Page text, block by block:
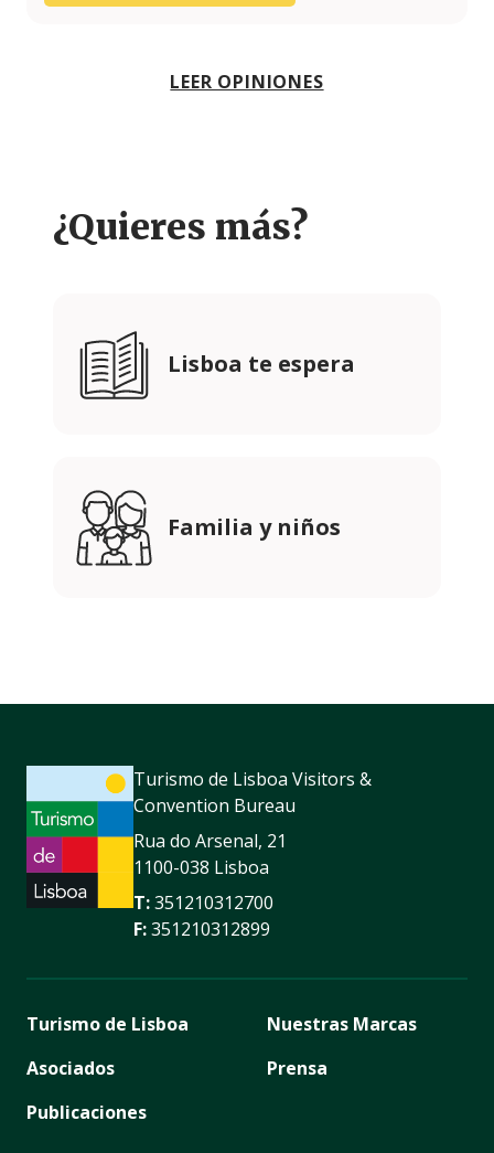
LEER OPINIONES
¿Quieres más?
Lisboa te espera
Familia y niños
Turismo de Lisboa Visitors &
Convention Bureau
Rua do Arsenal, 21
1100-038 Lisboa
T:351210312700
F:351210312899
Turismo de Lisboa
Asociados
Publicaciones
Nuestras Marcas
Prensa